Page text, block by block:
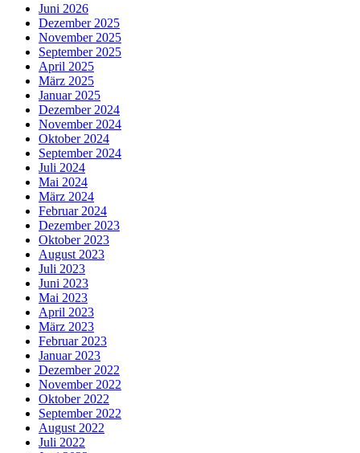
Juni 2026
Dezember 2025
November 2025
September 2025
April 2025
März 2025
Januar 2025
Dezember 2024
November 2024
Oktober 2024
September 2024
Juli 2024
Mai 2024
März 2024
Februar 2024
Dezember 2023
Oktober 2023
August 2023
Juli 2023
Juni 2023
Mai 2023
April 2023
März 2023
Februar 2023
Januar 2023
Dezember 2022
November 2022
Oktober 2022
September 2022
August 2022
Juli 2022